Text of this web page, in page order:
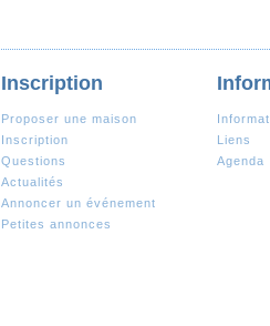
Inscription
Proposer une maison
Inscription
Questions
Actualités
Annoncer un événement
Petites annonces
Liens
Agenda